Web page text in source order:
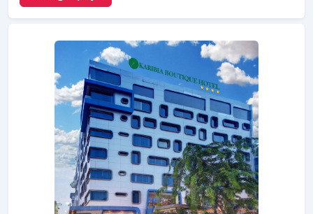
24 jam, layanan kamar 24 jam, check-in/check-out
cepat, penyimpanan barang hanyalah beberapa
dari berbagai fasilitas yang ditawarkan. Dirancang
untuk memberikan kenyamanan, beberapa kamar
memiliki televisi layar datar, kamar bebas asap
rokok, AC, layanan bangun pagi, meja tulis untuk
memastikan kenyamanan istirahat malam Anda.
Hotel ini menawarkan berbagai pilihan rekreasi.
Hermes Palace Hotel Medan – Managed by
Bencoolen adalah pilihan yang sangat baik untuk
menjelajahi Medan atau untuk sekadar bersantai
dan menyegarkan diri.